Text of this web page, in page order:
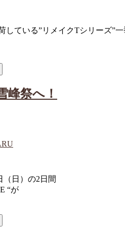
している”リメイクTシリーズ”
峰祭へ！
（日）の2日間
“が